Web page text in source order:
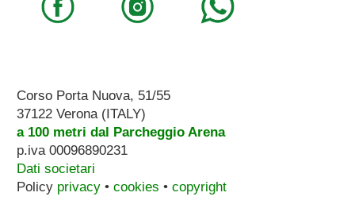
Corso Porta Nuova, 51/55
37122 Verona (ITALY)
a 100 metri dal Parcheggio Arena
p.iva 00096890231
Dati societari
Policy privacy• cookies • copyright